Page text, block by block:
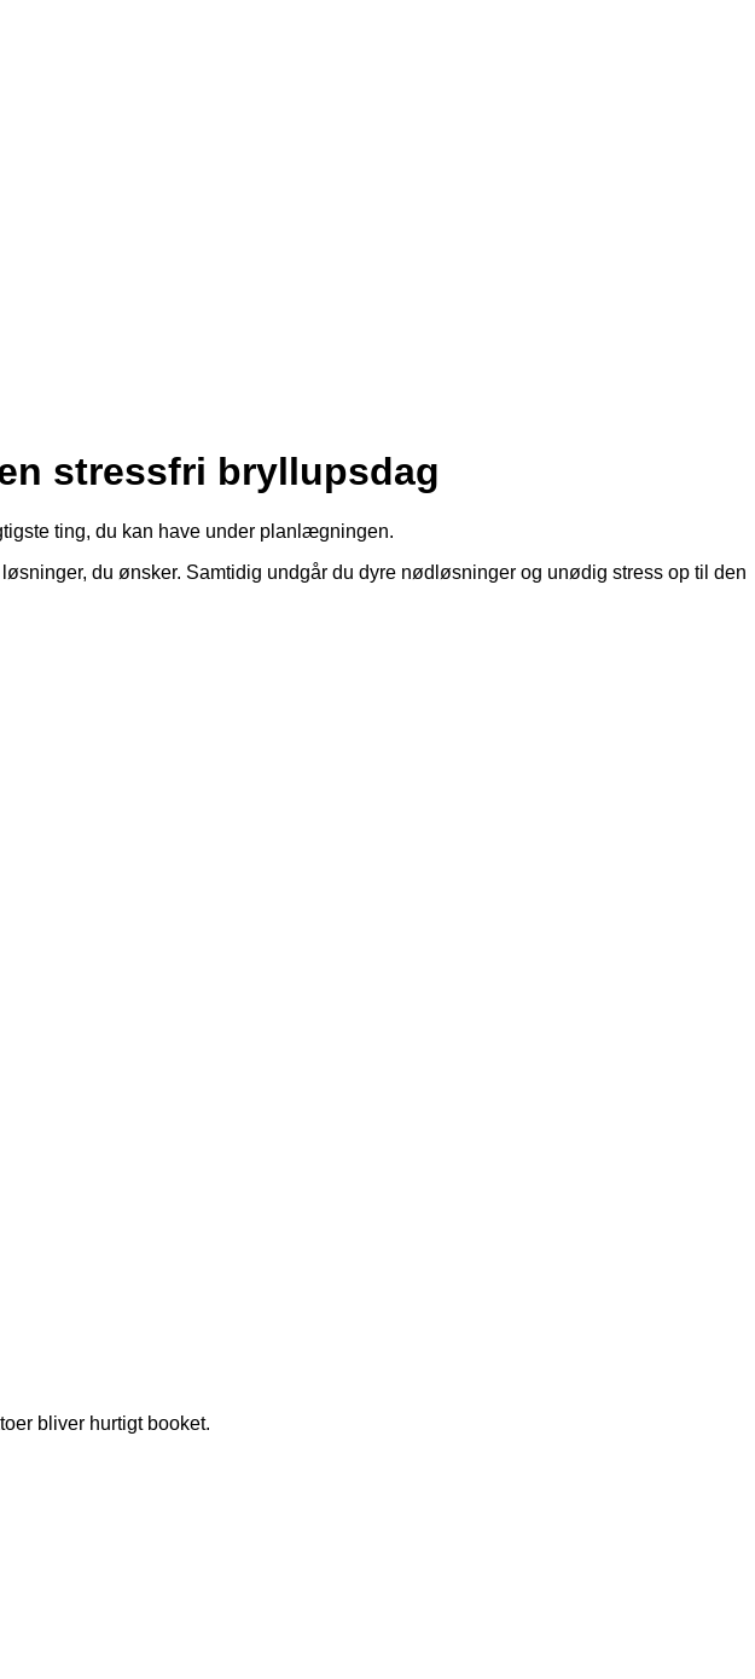
stressfri bryllupsdag
ting, du kan have under planlægningen.
du ønsker. Samtidig undgår du dyre nødløsninger og unødig stress op til den
bliver hurtigt booket.